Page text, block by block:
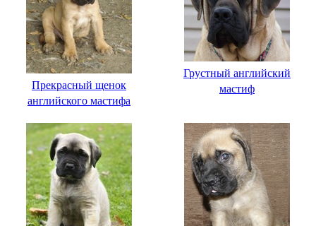
Прекрасный щенок
английского мастифа
Грустный английский
мастиф